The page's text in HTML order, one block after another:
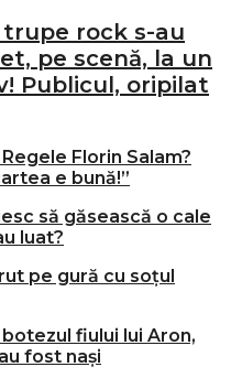
rock s-au
pe scenă, la un
Publicul, oripilat
Florin Salam?
e bună!”
să găsească o cale
luat?
pe gură cu soțul
fiului lui Aron,
fost nași